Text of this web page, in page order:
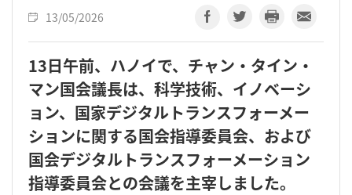
13/05/2026
13日午前、ハノイで、チャン・タイン・
マン国会議長は、科学技術、イノベーシ
ョン、国家デジタルトランスフォーメー
ションに関する国会指導委員会、および
国会デジタルトランスフォーメーション
指導委員会との会議を主宰しました。